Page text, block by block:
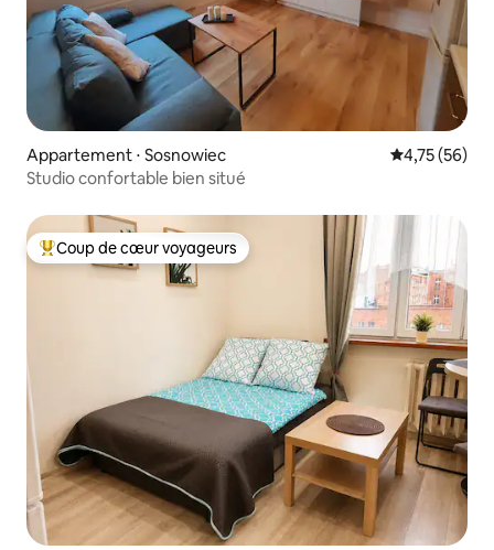
Appartement ⋅ Sosnowiec Évaluation
4,75 (56)
Studio confortable bien situé
Coups de cœur voyageurs les plus appréciés
Coup de cœur voyageurs